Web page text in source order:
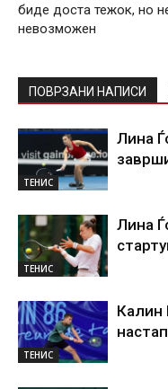
биде доста тежок, но
невозможен
ПОВРЗАНИ НАПИСИ
ТЕНИС
Лина
ТЕНИС
Лина
ТЕНИС
Калин